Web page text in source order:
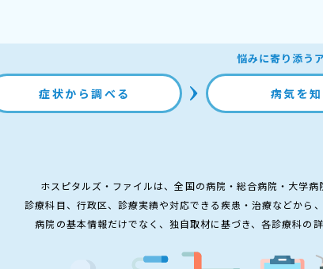
悩みに寄り添う
症状から調べる 病気を
ホスピタルズ・ファイルは、全国の病院・総合病院・大学
診療科目、行政区、診療実績や対応できる疾患・治療などから
病院の基本情報だけでなく、独自取材に基づき、各診療科の